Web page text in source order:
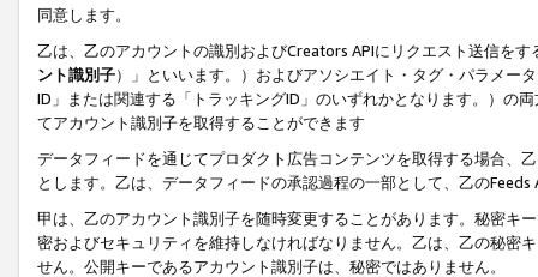
同意します。
乙は、乙のアカウントの識別およびCreators APIにリクエスト送信を
ント識別子）」といいます。）およびアソシエイト・タグ・パラメー
ID」または関連する「トラッキングID」のいずれかとなります。）の
てアカウント識別子を取得することができます
データフィードを通じてプロダクト広告コンテンツを取得する場合、
とします。乙は、データフィードの承認過程の一部として、乙の
甲は、乙のアカウント識別子を随時変更することがあります。秘密キ
密およびセキュリティを維持しなければなりません。乙は、乙の秘密
せん。公開キーであるアカウント識別子は、秘密ではありません。